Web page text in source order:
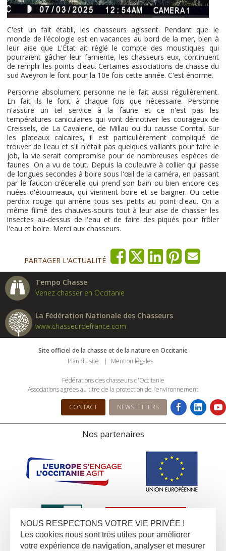
C'est un fait établi, les chasseurs agissent. Pendant que le
monde de l'écologie est en vacances au bord de la mer, bien à
leur aise que L'État ait réglé le compte des moustiques qui
pourraient gâcher leur farniente, les chasseurs eux, continuent
de remplir les points d'eau. Certaines associations de chasse du
sud Aveyron le font pour la 10e fois cette année. C'est énorme.
Personne absolument personne ne le fait aussi régulièrement.
En fait ils le font à chaque fois que nécessaire. Personne
n'assure un tel service à la faune et ce n'est pas les
températures caniculaires qui vont démotiver les courageux de
Creissels, de La Cavalerie, de Millau ou du causse Comtal. Sur
les plateaux calcaires, il est particulièrement compliqué de
trouver de l'eau et s'il n'était pas quelques vaillants pour faire le
job, la vie serait compromise pour de nombreuses espèces de
faunes. On a vu de tout. Depuis la couleuvre à collier qui passe
de longues secondes à boire sous l'œil de la caméra, en passant
par le faucon crécerelle qui prend son bain ou bien encore ces
nuées d'étourneaux, qui viennent boire et se baigner. Ou cette
perdrix rouge qui amène tous ses petits au point d'eau. On a
même filmé des chauves-souris tout à leur aise de chasser les
insectes au-dessus de l'eau et de faire des piqués pour frôler
l'eau et boire. Merci aux chasseurs.
PARTAGER L'ACTUALITÉ
Tempo Chasse
Venez chasser en Occitanie
La Fédération Nationale des Chasseurs
www.chasseurdefrance.com
Site officiel de la chasse et de la nature en Occitanie
Plan du site
Mention légales
Fédérations des chasseurs d'Occitanie
Associations agrées au titre de la protection de l’environnement
CONTACT NEWSLETTERS
Nos partenaires
NOUS RESPECTONS VOTRE VIE PRIVÉE !
Les cookies nous sont trés utiles pour améliorer
votre expérience de navigation, analyser et mesurer